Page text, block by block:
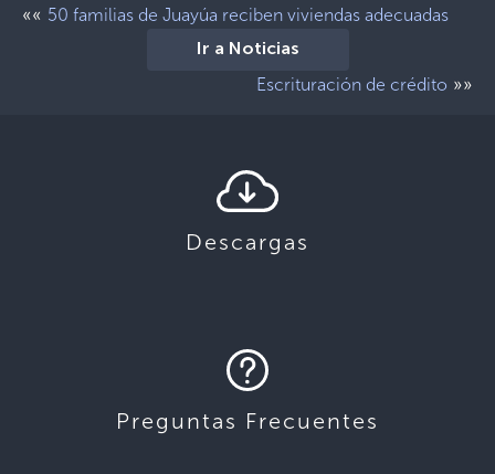
«« 50 familias de Juayúa reciben viviendas adecuadas
Ir a Noticias
Escrituración de crédito »»
Descargas
Preguntas Frecuentes